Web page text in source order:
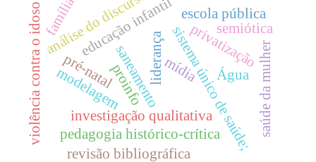
investigação qualitativa
saneamentosistema único de saúde;
pedagogia histórico-crítica
educação infantil
revisão bibliográfica
modelagem
privatização
Água
análise do discurso
mídia
proinfo
escola pública
violência contra o idoso saúde da mulher
liderança
semiótica
pré-natal
família